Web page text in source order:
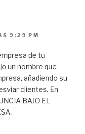
9:29 PM
de tu
un nombre que
añadiendo su
clientes. En
BAJO EL